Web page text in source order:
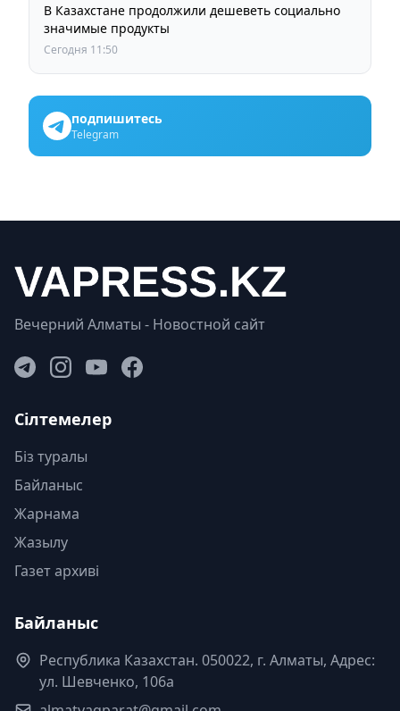
В Казахстане продолжили дешеветь социально
значимые продукты
Сегодня 11:50
подпишитесь
Telegram
Вечерний Алматы - Новостной сайт
Сілтемелер
Біз туралы
Байланыс
Жарнама
Жазылу
Газет архиві
Байланыс
Республика Казахстан. 050022, г. Алматы, Адрес:
ул. Шевченко, 106а